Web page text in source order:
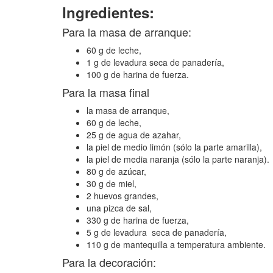
Ingredientes:
Para la masa de arranque:
60 g de leche,
1 g de levadura seca de panadería,
100 g de harina de fuerza.
Para la masa final
la masa de arranque,
60 g de leche,
25 g de agua de azahar,
la piel de medio limón (sólo la parte amarilla),
la piel de media naranja (sólo la parte naranja).
80 g de azúcar,
30 g de miel,
2 huevos grandes,
una pizca de sal,
330 g de harina de fuerza,
5 g de levadura seca de panadería,
110 g de mantequilla a temperatura ambiente.
Para la decoración: